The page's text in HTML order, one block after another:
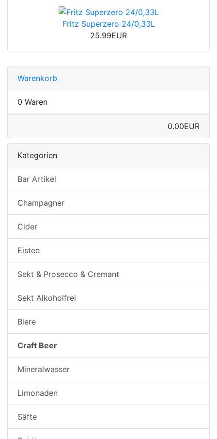
Fritz Superzero 24/0,33L
25.99EUR
Warenkorb
0 Waren
0.00EUR
Kategorien
Bar Artikel
Champagner
Cider
Eistee
Sekt & Prosecco & Cremant
Sekt Alkoholfrei
Biere
Craft Beer
Mineralwasser
Limonaden
Säfte